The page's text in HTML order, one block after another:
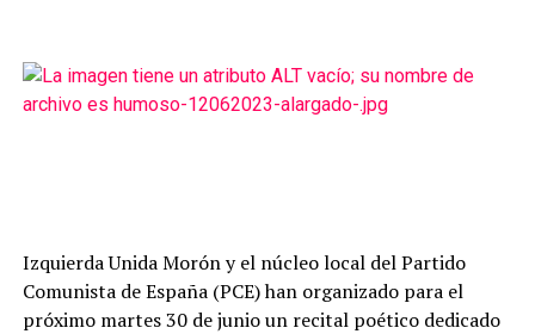
Izquierda Unida Morón y el núcleo local del Partido
Comunista de España (PCE) han organizado para el
próximo martes 30 de junio un recital poético dedicado